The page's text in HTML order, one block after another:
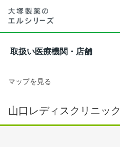
取扱い医療機関・店舗
マップを見る
山口レディスクリニック